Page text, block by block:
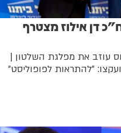
דן אילוז מצטרף
עוזב את מפלגת השלטון |
"להתראות לפופוליסט"